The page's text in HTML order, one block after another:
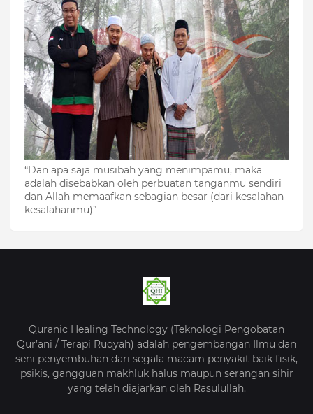
“Dan apa saja musibah yang menimpamu, maka
adalah disebabkan oleh perbuatan tanganmu sendiri
dan Allah memaafkan sebagian besar (dari kesalahan-
kesalahanmu)”
Quranic Healing Technology (Teknologi Pengobatan
Qur’ani / Terapi Ruqyah) adalah pengembangan Ilmu dan
seni penyembuhan dari segala macam penyakit baik fisik,
psikis, gangguan makhluk halus maupun serangan sihir
yang telah diajarkan oleh Rasulullah.